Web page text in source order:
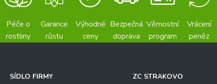
Péče o
rostliny
Garance
růstu
Výhodné
ceny
Bezpečná
doprava
Věrnostní
program
Vrácení
peněz
SÍDLO FIRMY
ZC STRAKOVO